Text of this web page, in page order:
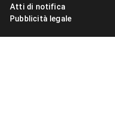
Atti di notifica
Pubblicità legale